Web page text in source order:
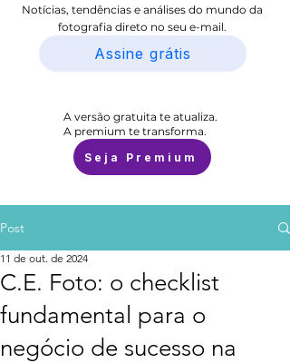
Notícias, tendências e análises do mundo da
fotografia direto no seu e-mail.
Assine grátis
A versão gratuita te atualiza.
A premium te transforma.
Seja Premium
Post
C.E. Foto: o checklist
fundamental para o
negócio de sucesso na
11 de out. de 2024